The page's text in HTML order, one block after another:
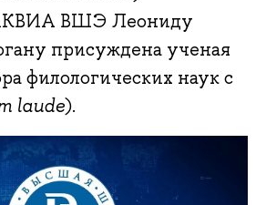
ВШЭ Леониду
присуждена ученая
филологических наук с
laude).